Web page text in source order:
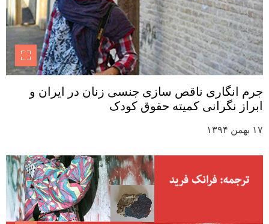
جرم انگاری ناقص سازی جنسی زنان در ایران و
ابراز نگرانی کمیته حقوق کودک
۱۷ بهمن ۱۳۹۴